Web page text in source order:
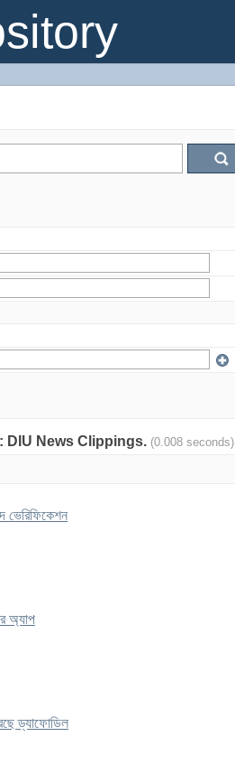
DIU News Clippings. (0.008 seconds)
ভেরিফিকেশন
অ্যাপ
ড্যাফোডিল